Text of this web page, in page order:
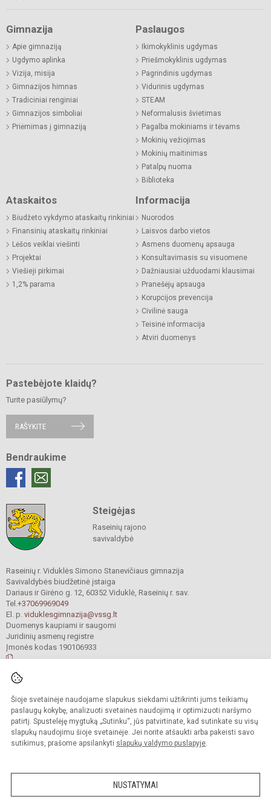
Šioje svetainėje naudojame slapukus siekdami užtikrinti jums teikiamų
paslaugų kokybę, analizuoti svetainės naudojimą ir optimizuoti naršymo
patirtį. Spustelėję mygtuką „Sutinku“, jūs patvirtinate, kad sutinkate su visų
slapukų naudojimu šioje svetainėje. Jei norite atšaukti arba pakeisti savo
sutikimus, prašome apsilankyti slapukų valdymo puslapyje.
NUSTATYMAI
Gimnazija
Apie gimnaziją
Ugdymo aplinka
Vizija, misija
Gimnazijos himnas
Tradiciniai renginiai
Gimnazijos simboliai
Priėmimas į gimnaziją
Paslaugos
Ikimokyklinis ugdymas
Priešmokyklinis ugdymas
Pagrindinis ugdymas
Vidurinis ugdymas
STEAM
Neformalusis švietimas
Pagalba mokiniams ir tėvams
Mokinių vežiojimas
Mokinių maitinimas
Patalpų nuoma
Biblioteka
Ataskaitos
Biudžeto vykdymo ataskaitų rinkiniai
Finansinių ataskaitų rinkiniai
Lėšos veiklai viešinti
Projektai
Viešieji pirkimai
1,2% parama
Informacija
Nuorodos
Laisvos darbo vietos
Asmens duomenų apsauga
Konsultavimasis su visuomene
Dažniausiai užduodami klausimai
Pranešėjų apsauga
Korupcijos prevencija
Civilinė sauga
Teisinė informacija
Atviri duomenys
Pastebėjote klaidų?
Turite pasiūlymų?
RAŠYKITE
Bendraukime
Steigėjas
Raseinių rajono
savivaldybė
Raseinių r. Viduklės Simono Stanevičiaus gimnazija
Savivaldybės biudžetinė įstaiga
Dariaus ir Girėno g. 12, 60352 Viduklė, Raseinių r. sav.
Tel. +37069969049
El. p. viduklesgimnazija@vssg.lt
Duomenys kaupiami ir saugomi
Juridinių asmenų registre
Įmonės kodas 190106933
saugomos.
Kopijuoti turinį be raštiško gimnazijos sutikimo griežtai draudžiama.
Prieinamumo paraiška Slapukų valdymas
Sumanus būdas atnaujinti